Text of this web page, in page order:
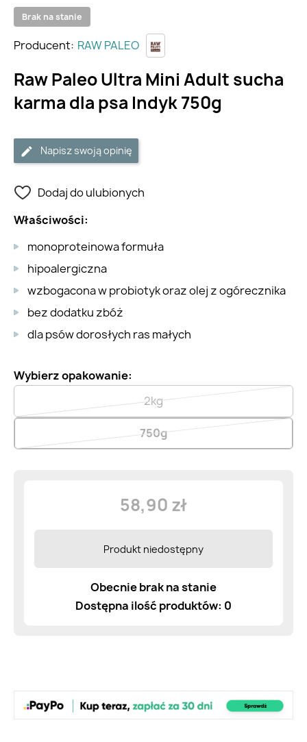
Brak na stanie
Raw Paleo Ultra Mini Adult sucha
karma dla psa Indyk 750g
Producent: RAW PALEO
Napisz swoją opinię
Dodaj do ulubionych
Właściwości:
monoproteinowa formuła
hipoalergiczna
wzbogacona w probiotyk oraz olej z ogórecznika
bez dodatku zbóż
dla psów dorosłych ras małych
Wybierz opakowanie:
2kg
750g
58,90 zł
Produkt niedostępny
Obecnie brak na stanie
Dostępna ilość produktów: 0